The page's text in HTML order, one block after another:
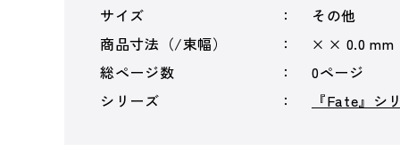
サイズ
その他
商品寸法（/束幅）
× × 0.0 mm
総ページ数
0ページ
シリーズ
『Fate』シ